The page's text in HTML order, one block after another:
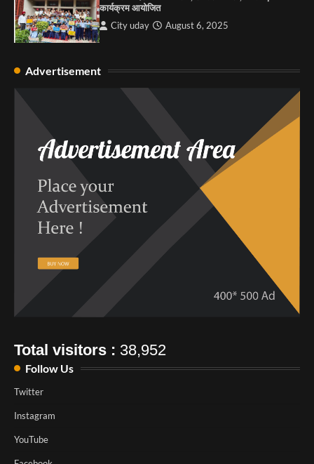
कार्यक्रम आयोजित
City uday August 6, 2025
Advertisement
Total visitors : 38,952
Follow Us
Twitter
Instagram
YouTube